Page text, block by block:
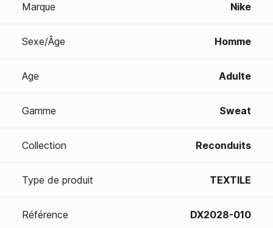
Marque Nike
Sexe/Âge Homme
Age Adulte
Gamme Sweat
Collection Reconduits
Type de produit TEXTILE
Référence DX2028-010